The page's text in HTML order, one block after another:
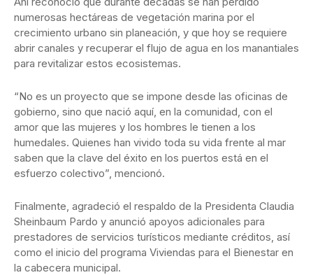
numerosas hectáreas de vegetación marina por el
crecimiento urbano sin planeación, y que hoy se requiere
abrir canales y recuperar el flujo de agua en los manantiales
para revitalizar estos ecosistemas.
“No es un proyecto que se impone desde las oficinas de
gobierno, sino que nació aquí, en la comunidad, con el
amor que las mujeres y los hombres le tienen a los
humedales. Quienes han vivido toda su vida frente al mar
saben que la clave del éxito en los puertos está en el
esfuerzo colectivo”, mencionó.
Finalmente, agradeció el respaldo de la Presidenta Claudia
Sheinbaum Pardo y anunció apoyos adicionales para
prestadores de servicios turísticos mediante créditos, así
como el inicio del programa Viviendas para el Bienestar en
la cabecera municipal.